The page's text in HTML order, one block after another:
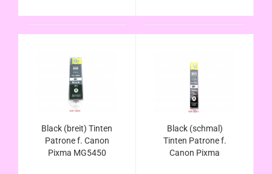
Black (breit) Tinten
Patrone f. Canon
Pixma MG5450
Black (schmal)
Tinten Patrone f.
Canon Pixma